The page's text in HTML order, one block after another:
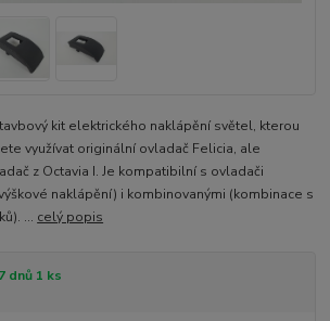
kit elektrického naklápění světel, kterou
využívat originální ovladač Felicia, ale
z Octavia I. Je kompatibilní s ovladači
naklápění) i kombinovanými (kombinace s
... celý popis
dnů 1 ks